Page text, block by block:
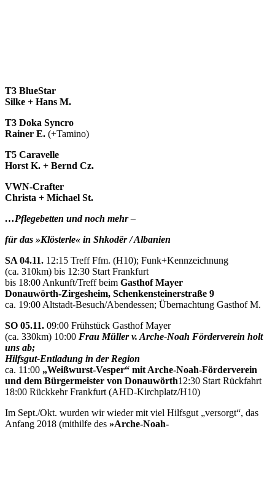
T3 BlueStar
Silke + Hans M.
T3 Doka Syncro
Rainer E. (+Tamino)
T5 Caravelle
Horst K. + Bernd Cz.
VWN-Crafter
Christa + Michael St.
…Pflegebetten und noch mehr –
für das »Klösterle« in Shkodër / Albanien
SA 04.11. 12:15 Treff Ffm. (H10); Funk+Kennzeichnung
(ca. 310km) bis 12:30 Start Frankfurt
bis 18:00 Ankunft/Treff beim Gasthof Mayer
Donauwörth-Zirgesheim, Schenkensteinerstraße 9
ca. 19:00 Altstadt-Besuch/Abendessen; Übernachtung Gasthof M.
SO 05.11. 09:00 Frühstück Gasthof Mayer
(ca. 330km) 10:00 Frau Müller v. Arche-Noah Förderverein holt
uns ab;
Hilfsgut-Entladung in der Region
ca. 11:00 „Weißwurst-Vesper“ mit Arche-Noah-Förderverein
und dem Bürgermeister von Donauwörth12:30 Start Rückfahrt
18:00 Rückkehr Frankfurt (AHD-Kirchplatz/H10)
Im Sept./Okt. wurden wir wieder mit viel Hilfsgut „versorgt“, das
Anfang 2018 (mithilfe des »Arche-Noah-